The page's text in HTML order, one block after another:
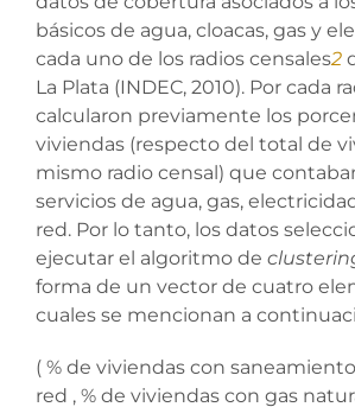
básicos de agua, cloacas, gas y
cada uno de los radios censales2
La Plata (INDEC, 2010). Por cada
calcularon previamente los
viviendas (respecto del total de
mismo radio censal) que
servicios de agua, gas,
red. Por lo tanto, los datos
ejecutar el algoritmo de
forma de un vector de cuatro
cuales se mencionan a
( % de viviendas con
red , % de viviendas con gas